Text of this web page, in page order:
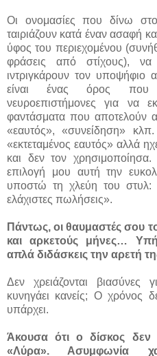
Οι ονομασίες που δίνω
ταιριάζουν κατά έναν ασαφή
ύφος του περιεχομένου
φράσεις από στίχους), να
ιντριγκάρουν τον υποψήφιο
είναι ένας όρος που
νευροεπιστήμονες για
φαντάσματα που αποτελούν
«εαυτός», «συνείδηση»
«εκτεταμένος εαυτός» αλλά
και δεν τον
επιλογή μου αυτή την
υποστώ τη χλεύη του στυλ:
ελάχιστες πωλήσεις».
Πάντως, οι θαυμαστές σου
και αρκετούς μήνες…
απλά διδάσκεις την αρετή
Δεν χρειάζονται
κυνηγάει κανείς; Ο χρόνος
υπάρχει.
Άκουσα ότι ο δίσκος
«Λύρα». Ασυμφωνία